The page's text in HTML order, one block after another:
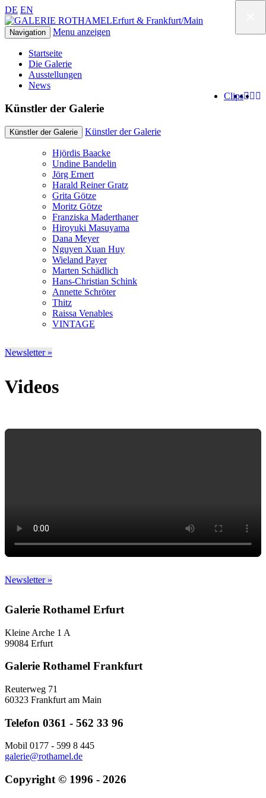
DE EN
Erfurt & Frankfurt/Main
Navigation Menu anzeigen
Startseite
Die Galerie
Ausstellungen
News
Clips
Künstler der Galerie
Künstler der Galerie Künstler der Galerie
Hjördis Baacke
Undine Bandelin
Jörg Ernert
Harald Reiner Gratz
Grita Götze
Moritz Götze
Franziska Maderthaner
Hiroyuki Masuyama
Dana Meyer
Nguyen Xuan Huy
Wieland Payer
Marten Schädlich
Hans-Christian Schink
Annette Schröter
Thitz
Raissa Venables
VINTAGE
Newsletter »
Videos
Newsletter »
Galerie Rothamel Erfurt
Kleine Arche 1 A
99084 Erfurt
Galerie Rothamel Frankfurt
Reuterweg 71
60323 Frankfurt am Main
Telefon 0361 - 562 33 96
Mobil 0177 - 599 8 445
galerie@rothamel.de
Copyright © 1996 - 2026